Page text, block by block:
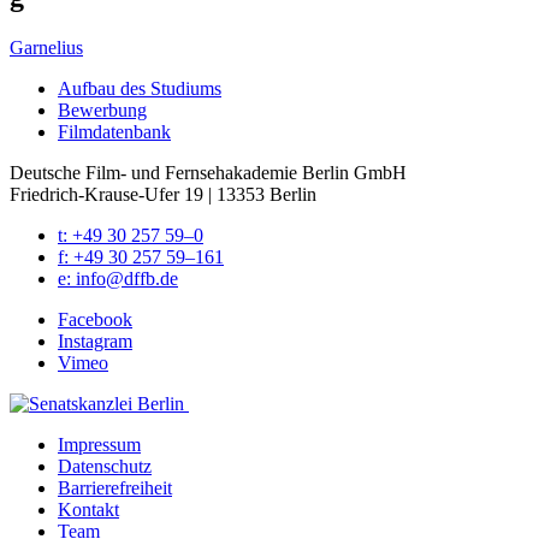
Garnelius
Auf­bau des Stu­di­ums
Bewer­bung
Film­da­ten­bank
Deutsche Film- und Fernseh­akademie Berlin GmbH
Friedrich-Krause-Ufer 19 | 13353 Berlin
t: +49 30 257 59–0
f: +49 30 257 59–161
e: info@​dffb.​de
Face­book
Insta­gram
Vimeo
Impres­sum
Daten­schutz
Bar­rie­re­frei­heit
Kon­takt
Team